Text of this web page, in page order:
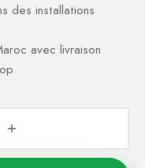
des installations
avec livraison